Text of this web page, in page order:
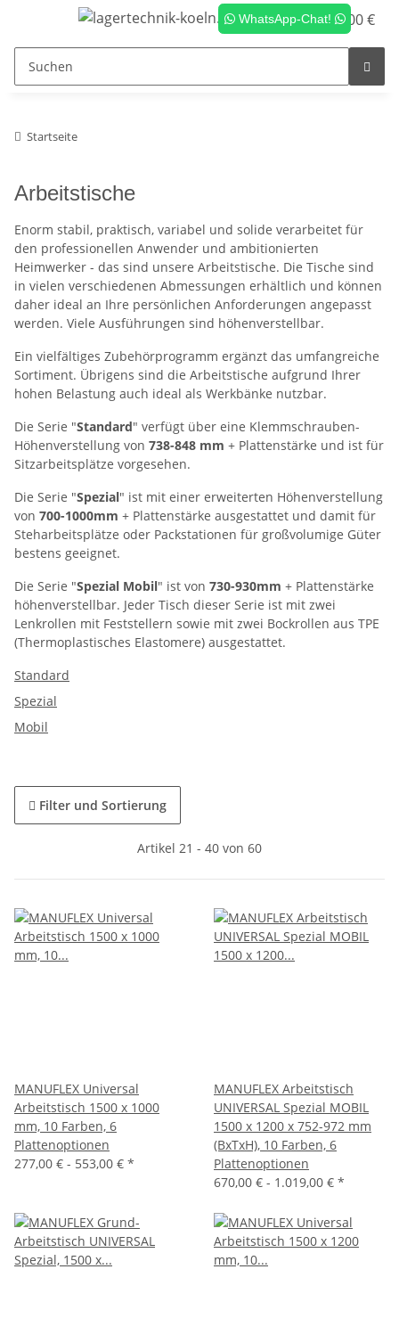
WhatsApp-Chat! 0,00 €
Startseite
Arbeitstische
Enorm stabil, praktisch, variabel und solide verarbeitet für
den professionellen Anwender und ambitionierten
Heimwerker - das sind unsere Arbeitstische. Die Tische sind
in vielen verschiedenen Abmessungen erhältlich und können
daher ideal an Ihre persönlichen Anforderungen angepasst
werden. Viele Ausführungen sind höhenverstellbar.
Ein vielfältiges Zubehörprogramm ergänzt das umfangreiche
Sortiment. Übrigens sind die Arbeitstische aufgrund Ihrer
hohen Belastung auch ideal als Werkbänke nutzbar.
Die Serie "Standard" verfügt über eine Klemmschrauben-
Höhenverstellung von 738-848 mm + Plattenstärke und ist für
Sitzarbeitsplätze vorgesehen.
Die Serie "Spezial" ist mit einer erweiterten Höhenverstellung
von 700-1000mm + Plattenstärke ausgestattet und damit für
Steharbeitsplätze oder Packstationen für großvolumige Güter
bestens geeignet.
Die Serie "Spezial Mobil" ist von 730-930mm + Plattenstärke
höhenverstellbar. Jeder Tisch dieser Serie ist mit zwei
Lenkrollen mit Feststellern sowie mit zwei Bockrollen aus TPE
(Thermoplastisches Elastomere) ausgestattet.
Standard
Spezial
Mobil
Filter und Sortierung
Artikel 21 - 40 von 60
MANUFLEX Universal
Arbeitstisch 1500 x 1000
mm, 10 Farben, 6
Plattenoptionen
277,00 € - 553,00 € *
MANUFLEX Arbeitstisch
UNIVERSAL Spezial MOBIL
1500 x 1200 x 752-972 mm
(BxTxH), 10 Farben, 6
Plattenoptionen
670,00 € - 1.019,00 € *